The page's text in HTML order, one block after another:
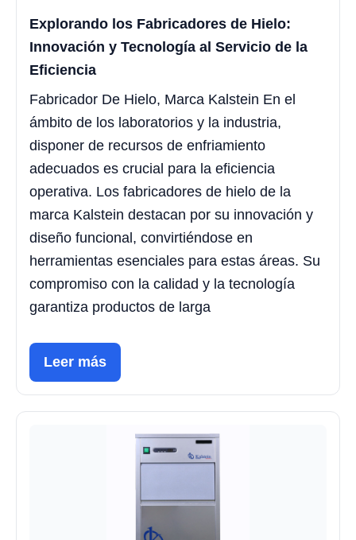
Explorando los Fabricadores de Hielo:
Innovación y Tecnología al Servicio de la
Eficiencia
Fabricador De Hielo, Marca Kalstein En el
ámbito de los laboratorios y la industria,
disponer de recursos de enfriamiento
adecuados es crucial para la eficiencia
operativa. Los fabricadores de hielo de la
marca Kalstein destacan por su innovación y
diseño funcional, convirtiéndose en
herramientas esenciales para estas áreas. Su
compromiso con la calidad y la tecnología
garantiza productos de larga
Leer más